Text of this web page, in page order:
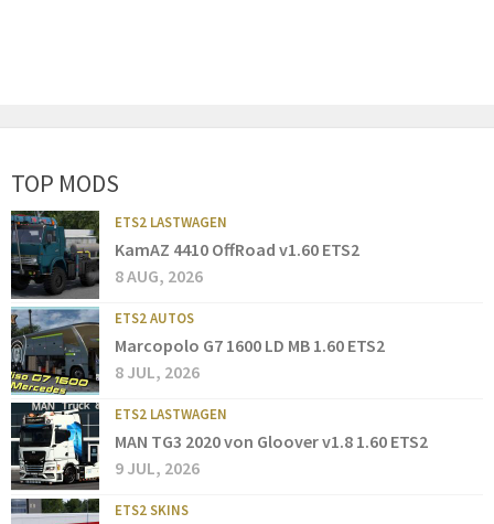
TOP MODS
ETS2 LASTWAGEN
KamAZ 4410 OffRoad v1.60 ETS2
8 AUG, 2026
ETS2 AUTOS
Marcopolo G7 1600 LD MB 1.60 ETS2
8 JUL, 2026
ETS2 LASTWAGEN
MAN TG3 2020 von Gloover v1.8 1.60 ETS2
9 JUL, 2026
ETS2 SKINS